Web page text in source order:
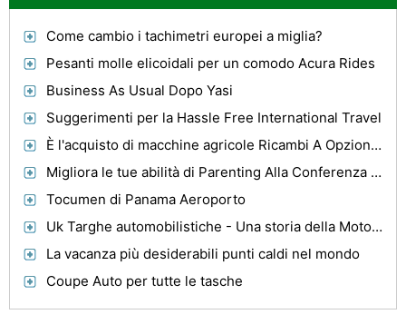
Come cambio i tachimetri europei a miglia?
Pesanti molle elicoidali per un comodo Acura Rides
Business As Usual Dopo Yasi
Suggerimenti per la Hassle Free International Travel
È l'acquisto di macchine agricole Ricambi A Opzione fecondo? Ecco la risposta
Migliora le tue abilità di Parenting Alla Conferenza annuale della controllante Carson
Tocumen di Panama Aeroporto
Uk Targhe automobilistiche - Una storia della Motorizzazione
La vacanza più desiderabili punti caldi nel mondo
Coupe Auto per tutte le tasche